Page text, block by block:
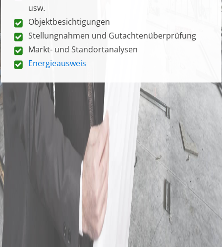
usw.
Objektbesichtigungen
Stellungnahmen und Gutachtenüberprüfung
Markt- und Standortanalysen
Energieausweis